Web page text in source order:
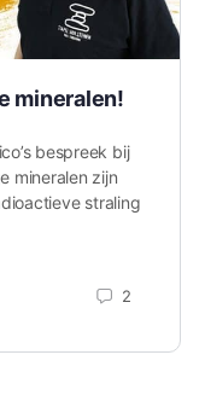
mineralen!
bespreek bij
mineralen zijn
straling
2